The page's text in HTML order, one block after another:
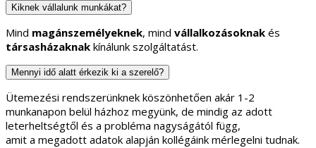
Kiknek vállalunk munkákat?
Mind magánszemélyeknek, mind vállalkozásoknak és
társasházaknak kínálunk szolgáltatást.
Mennyi idő alatt érkezik ki a szerelő?
Ütemezési rendszerünknek köszönhetően akár 1-2
munkanapon belül házhoz megyünk, de mindig az adott
leterheltségtől és a probléma nagyságától függ,
amit a megadott adatok alapján kollégáink mérlegelni tudnak.